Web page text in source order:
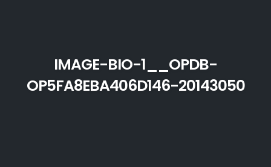
IMAGE-BIO-1__OPDB-
OP5FA8EBA406D146-20143050